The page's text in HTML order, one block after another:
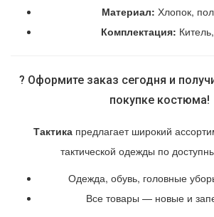
Материал: Хлопок,
Комплектация:
? Оформите заказ сегодня и
покупке костюма!
Тактика предлагает широкий
тактической одежды по
Одежда, обувь, головные
Все товары — новые и